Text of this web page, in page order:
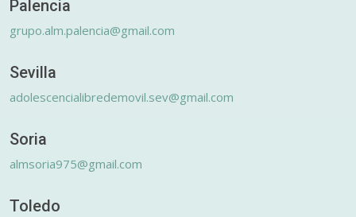
Palencia
grupo.alm.palencia@gmail.com
Sevilla
adolescencialibredemovil.sev@gmail.com
Soria
almsoria975@gmail.com
Toledo